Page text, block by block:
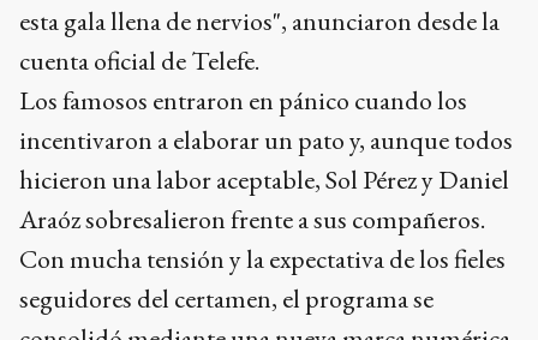
esta gala llena de nervios", anunciaron desde la
cuenta oficial de Telefe.
Los famosos entraron en pánico cuando los
incentivaron a elaborar un pato y, aunque todos
hicieron una labor aceptable, Sol Pérez y Daniel
Araóz sobresalieron frente a sus compañeros.
Con mucha tensión y la expectativa de los fieles
seguidores del certamen, el programa se